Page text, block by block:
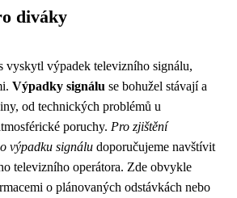
diváky
vyskytl výpadek televizního signálu,
Výpadky signálu se bohužel stávají a
od technických problémů u
poruchy. Pro zjištění
výpadku signálu doporučujeme navštívit
televizního operátora. Zde obvykle
o plánovaných odstávkách nebo